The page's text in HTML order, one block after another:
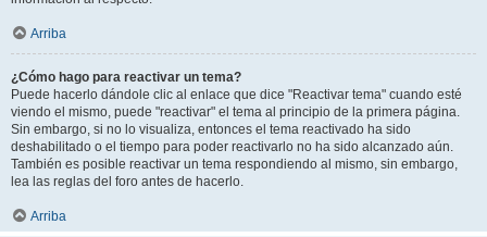
Arriba
¿Cómo hago para reactivar un tema?
Puede hacerlo dándole clic al enlace que dice "Reactivar tema" cuando esté
viendo el mismo, puede "reactivar" el tema al principio de la primera página.
Sin embargo, si no lo visualiza, entonces el tema reactivado ha sido
deshabilitado o el tiempo para poder reactivarlo no ha sido alcanzado aún.
También es posible reactivar un tema respondiendo al mismo, sin embargo,
lea las reglas del foro antes de hacerlo.
Arriba